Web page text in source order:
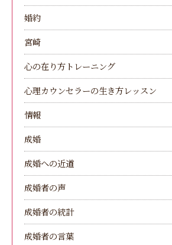
婚約
宮崎
心の在り方トレーニング
心理カウンセラーの生き方レッスン
情報
成婚
成婚への近道
成婚者の声
成婚者の統計
成婚者の言葉